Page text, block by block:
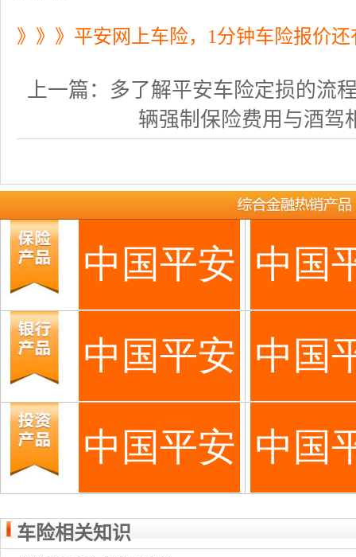
》》》平安网上车险，1分钟车险报价
上一篇： 多了解平安车险定损的流
辆强制保险费用与酒驾
车险相关知识